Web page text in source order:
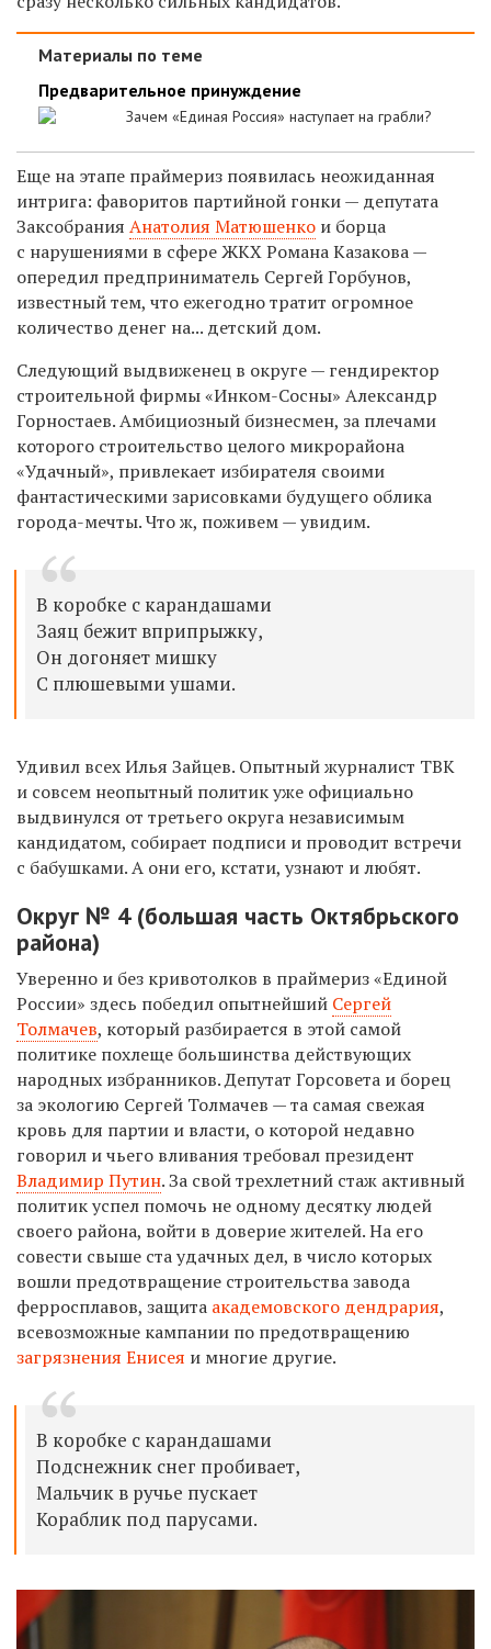
Материалы по теме
Предварительное принуждение
Зачем «Единая Россия» наступает на грабли?
Еще на этапе праймериз появилась неожиданная
интрига: фаворитов партийной гонки — депутата
Заксобрания Анатолия Матюшенко и борца
с нарушениями в сфере ЖКХ Романа Казакова —
опередил предприниматель Сергей Горбунов,
известный тем, что ежегодно тратит огромное
количество денег на... детский дом.
Следующий выдвиженец в округе — гендиректор
строительной фирмы «Инком-Сосны» Александр
Горностаев. Амбициозный бизнесмен, за плечами
которого строительство целого микрорайона
«Удачный», привлекает избирателя своими
фантастическими зарисовками будущего облика
города-мечты. Что ж, поживем — увидим.
В коробке с карандашами
Заяц бежит вприпрыжку,
Он догоняет мишку
С плюшевыми ушами.
Удивил всех Илья Зайцев. Опытный журналист ТВК
и совсем неопытный политик уже официально
выдвинулся от третьего округа независимым
кандидатом, собирает подписи и проводит встречи
с бабушками. А они его, кстати, узнают и любят.
Округ № 4 (большая часть Октябрьского
района)
Уверенно и без кривотолков в праймериз «Единой
России» здесь победил опытнейший Сергей
Толмачев, который разбирается в этой самой
политике похлеще большинства действующих
народных избранников. Депутат Горсовета и борец
за экологию Сергей Толмачев — та самая свежая
кровь для партии и власти, о которой недавно
говорил и чьего вливания требовал президент
Владимир Путин. За свой трехлетний стаж активный
политик успел помочь не одному десятку людей
своего района, войти в доверие жителей. На его
совести свыше ста удачных дел, в число которых
вошли предотвращение строительства завода
ферросплавов, защита академовского дендрария,
всевозможные кампании по предотвращению
загрязнения Енисея и многие другие.
В коробке с карандашами
Подснежник снег пробивает,
Мальчик в ручье пускает
Кораблик под парусами.